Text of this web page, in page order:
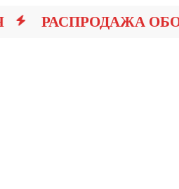
РАСПРОДАЖА